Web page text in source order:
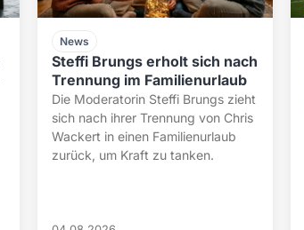
News
Steffi Brungs erholt sich nach
Trennung im Familienurlaub
Die Moderatorin Steffi Brungs zieht
sich nach ihrer Trennung von Chris
Wackert in einen Familienurlaub
zurück, um Kraft zu tanken.